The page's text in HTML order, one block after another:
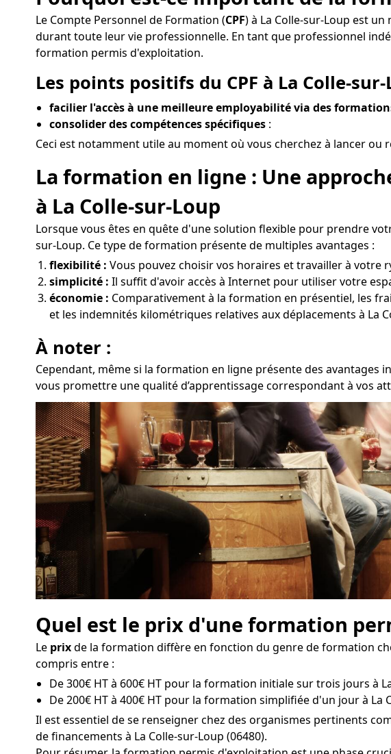
Le Compte Personnel de Formation (CPF) à La Colle-sur-Loup est
durant toute leur vie professionnelle. En tant que professionnel
formation permis d'exploitation.
Les points positifs du CPF à La Colle-sur-
facilier l'accès à une meilleure employabilité via des
consolider des compétences spécifiques :
Ceci est notamment utile au moment où vous cherchez à lancer
La formation en ligne : Une
à La Colle-sur-Loup
Lorsque vous êtes en quête d'une solution flexible pour prendre
sur-Loup. Ce type de formation présente de multiples avantages :
flexibilité : Vous pouvez choisir vos horaires et travailler à votre
simplicité : Il suffit d'avoir accès à Internet pour utiliser votre
économie : Comparativement à la formation en présentiel, les
et les indemnités kilométriques relatives aux déplacements à La
À noter :
Cependant, même si la formation en ligne présente des
vous promettre une qualité d’apprentissage correspondant à vos
Quel est le prix d'une formation
Le prixde la formation diffère en fonction du genre de formation
compris entre :
De 300€ HT à 600€ HT pour la formation initiale sur trois jours à
De 200€ HT à 400€ HT pour la formation simplifiée d'un jour à La
Il est essentiel de se renseigner chez des organismes pertinents
de financements à La Colle-sur-Loup (06480).